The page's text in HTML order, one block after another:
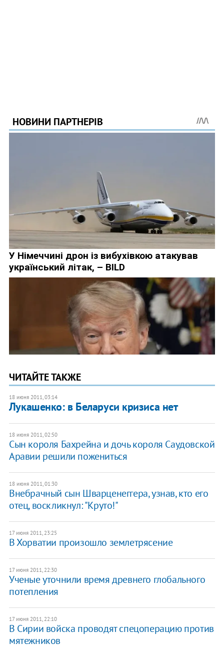
ЧИТАЙТЕ ТАКЖЕ
18 июня 2011, 03:14
Лукашенко: в Беларуси кризиса нет
18 июня 2011, 02:50
Сын короля Бахрейна и дочь короля Саудовской
Аравии решили пожениться
18 июня 2011, 01:30
Внебрачный сын Шварценеггера, узнав, кто его
отец, воскликнул: "Круто!"
17 июня 2011, 23:25
В Хорватии произошло землетрясение
17 июня 2011, 22:30
Ученые уточнили время древнего глобального
потепления
17 июня 2011, 22:10
В Сирии войска проводят спецоперацию против
мятежников